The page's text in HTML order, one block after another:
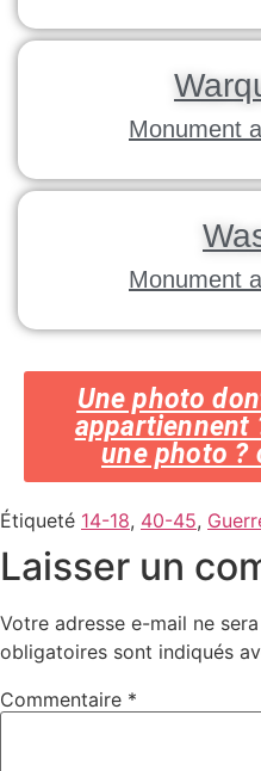
Monument
Monument
Une photo
appartiennent
une photo ?
Étiqueté 14-18, 40-45,
Laisser un
Votre adresse e-mail ne
obligatoires sont indiqués
Commentaire *